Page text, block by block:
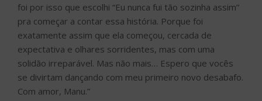
foi por isso que escolhi “Eu nunca fui tão sozinha assim”
pra começar a contar essa história. Porque foi
exatamente assim que ela começou, cercada de
expectativa e olhares sorridentes, mas com uma
solidão irreparável. Mas não mais… Espero que vocês
se divirtam dançando com meu primeiro novo desabafo.
Com amor, Manu.”